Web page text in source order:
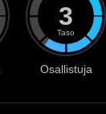
3
Taso
Osallistuja